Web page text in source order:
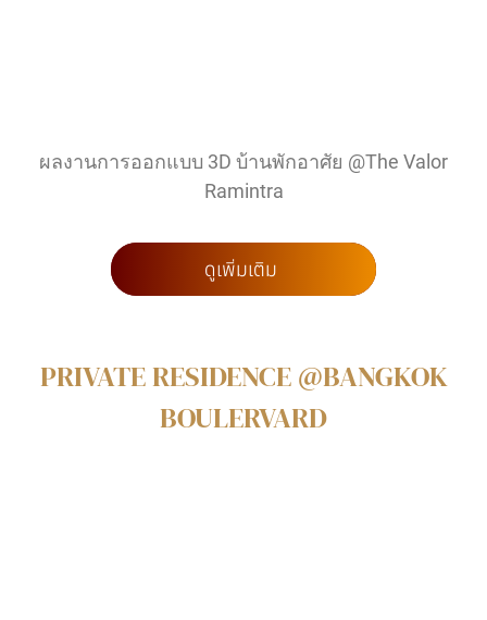
ผลงานการออกแบบ 3D บ้านพักอาศัย @The Valor
Ramintra
ดูเพิ่มเติม
PRIVATE RESIDENCE @BANGKOK
BOULERVARD